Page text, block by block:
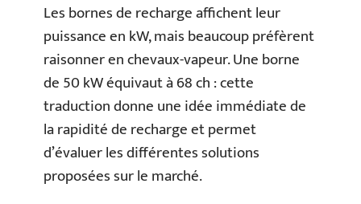
Les bornes de recharge affichent leur
puissance en kW, mais beaucoup préfèrent
raisonner en chevaux-vapeur. Une borne
de 50 kW équivaut à 68 ch : cette
traduction donne une idée immédiate de
la rapidité de recharge et permet
d’évaluer les différentes solutions
proposées sur le marché.